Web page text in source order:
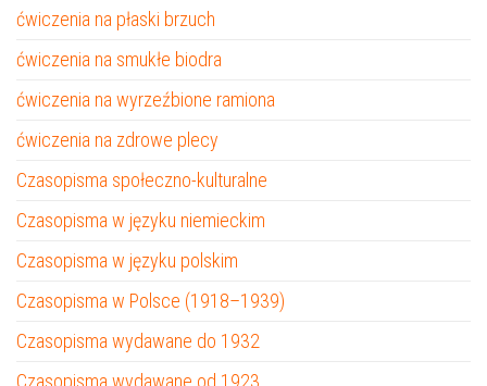
ćwiczenia na płaski brzuch
ćwiczenia na smukłe biodra
ćwiczenia na wyrzeźbione ramiona
ćwiczenia na zdrowe plecy
Czasopisma społeczno-kulturalne
Czasopisma w języku niemieckim
Czasopisma w języku polskim
Czasopisma w Polsce (1918–1939)
Czasopisma wydawane do 1932
Czasopisma wydawane od 1923